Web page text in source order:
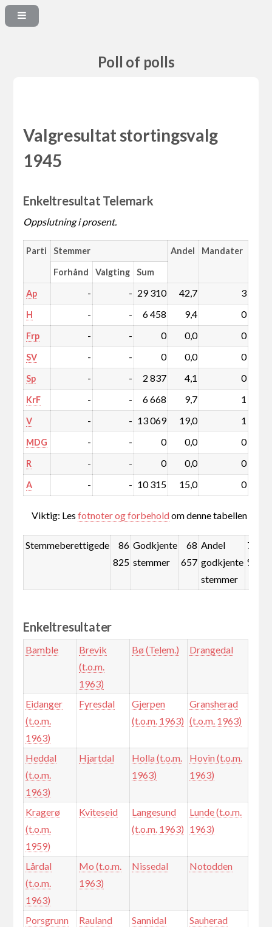
Poll of polls
Valgresultat stortingsvalg
1945
Enkeltresultat Telemark
Oppslutning i prosent.
Parti Stemmer Andel Mandater
Forhånd Valgting Sum
Ap - - 29 310 42,7 3
H - - 6 458 9,4 0
Frp - - 0 0,0 0
SV - - 0 0,0 0
Sp - - 2 837 4,1 0
KrF - - 6 668 9,7 1
V - - 13 069 19,0 1
MDG - - 0 0,0 0
R - - 0 0,0 0
A - - 10 315 15,0 0
Viktig: Lesfotnoter og forbeholdom denne tabellen
Stemmeberettigede
86
825
Godkjente
stemmer
68
657
Andel
godkjente
stemmer
79,1
%
Enkeltresultater
Bamble
Brevik
(t.o.m.
1963)
Bø (Telem.) Drangedal
Eidanger
(t.o.m.
1963)
Fyresdal
Gjerpen
(t.o.m. 1963)
Gransherad
(t.o.m. 1963)
Heddal
(t.o.m.
1963)
Hjartdal
Holla (t.o.m.
1963)
Hovin (t.o.m.
1963)
Kragerø
(t.o.m.
1959)
Kviteseid
Langesund
(t.o.m. 1963)
Lunde (t.o.m.
1963)
Lårdal
(t.o.m.
1963)
Mo (t.o.m.
1963)
Nissedal Notodden
Porsgrunn
Rauland
Sannidal
Sauherad